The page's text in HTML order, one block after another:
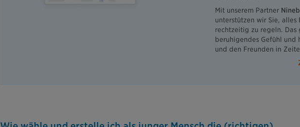
Mit unserem Partner
unterstützen wir Sie, alles
rechtzeitig zu regeln. Das
beruhigendes Gefühl und
und den Freunden in